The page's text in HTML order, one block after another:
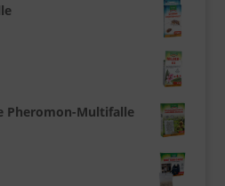
Pheromon-Multifalle